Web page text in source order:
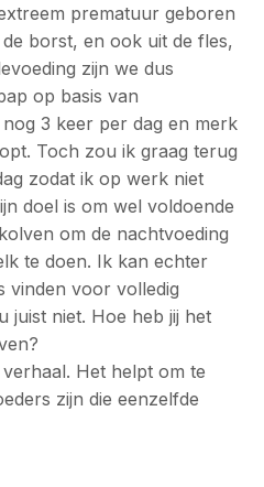
prematuur geboren
borst, en ook uit de fles,
zijn we dus
op basis van
3 keer per dag en merk
Toch zou ik graag terug
zodat ik op werk niet
doel is om wel voldoende
om de nachtvoeding
te doen. Ik kan echter
vinden voor volledig
juist niet. Hoe heb jij het
Het helpt om te
zijn die eenzelfde